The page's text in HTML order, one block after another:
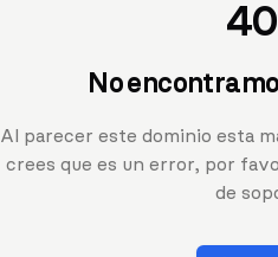
No
Al parecer este dominio esta
crees que es un error, por
de